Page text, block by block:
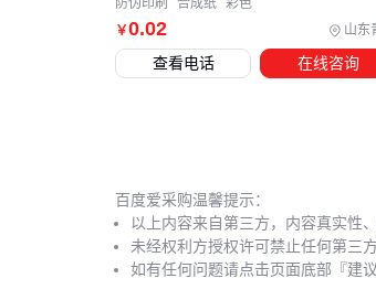
￥0.02 山东
查看电话 在线咨询
百度爱采购温馨提示：
以上内容来自第三方，内容真实性
未经权利方授权许可禁止任何第三
如有任何问题请点击页面底部『建